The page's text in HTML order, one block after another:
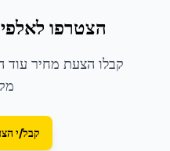
הצטרפו
קבלו הצעת מחיר עוד
קבל/י